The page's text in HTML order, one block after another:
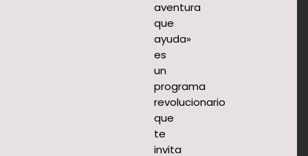
aventura
que
ayuda»
es
un
programa
revolucionario
que
te
invita